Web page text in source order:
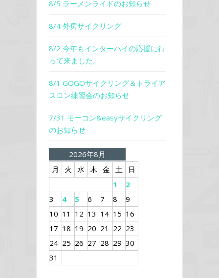
8/5 ラーメンライドのお知らせ
8/4 外房サイクリング
8/2 今年もインターハイの応援に行
って来ました。
8/1 GOGOサイクリング＆トライア
スロン練習会のお知らせ
7/31 モーコン&easyサイクリング
のお知らせ
2026年8月
月
火 水 木 金 土
日
1
2
3
4 5 6 7 8
9
10 11 12 13 14 15 16
17 18 19 20 21 22 23
24 25 26 27 28 29 30
31